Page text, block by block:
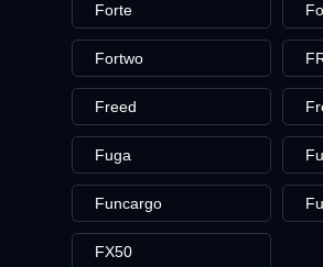
Forte
Fortwo
Freed
Fuga
Funcargo
FX50